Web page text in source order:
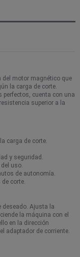
del motor magnético que
la carga de corte.
perfectos, cuenta con una
superior a la
carga de corte.
y seguridad.
uso.
de autonomía.
corte.
deseado. Ajusta la
la máquina con el
en la dirección
adaptador de corriente.